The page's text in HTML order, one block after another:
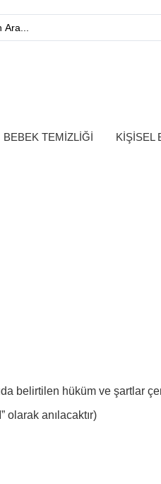
BEBEK TEMİZLİĞİ KİŞİSEL
belirtilen hüküm ve şartlar
olarak anılacaktır)